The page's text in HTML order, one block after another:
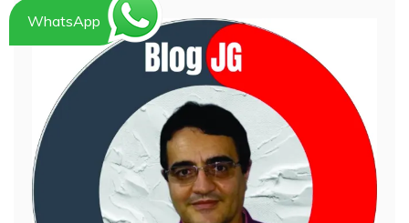
WhatsApp